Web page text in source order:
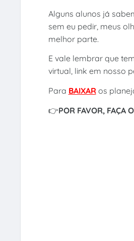
Alguns alunos já
sem eu pedir, meus
melhor parte.
E vale lembrar que
virtual, link em nosso
Para BAIXARos
👉POR FAVOR, FAÇA